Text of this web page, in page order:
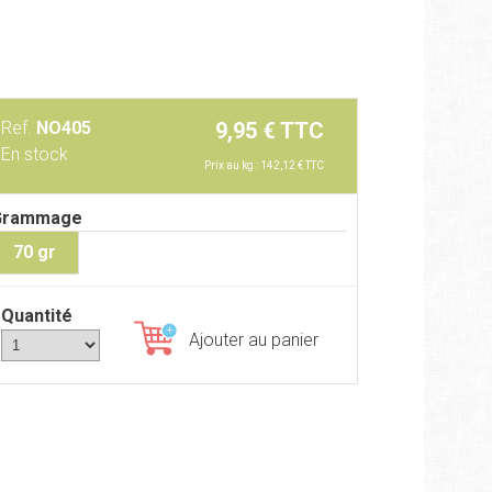
Ref. NO405
En stock
9,95 € TTC
Prix au kg : 142,12 € TTC
70 gr
Quantité
Ajouter au panier